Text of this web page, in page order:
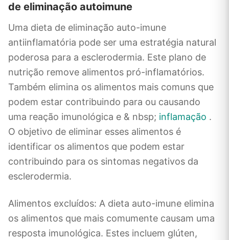
de eliminação autoimune
Uma dieta de eliminação auto-imune
antiinflamatória pode ser uma estratégia natural
poderosa para a esclerodermia. Este plano de
nutrição remove alimentos pró-inflamatórios.
Também elimina os alimentos mais comuns que
podem estar contribuindo para ou causando
uma reação imunológica e & nbsp; inflamação .
O objetivo de eliminar esses alimentos é
identificar os alimentos que podem estar
contribuindo para os sintomas negativos da
esclerodermia.
Alimentos excluídos: A dieta auto-imune elimina
os alimentos que mais comumente causam uma
resposta imunológica. Estes incluem glúten,